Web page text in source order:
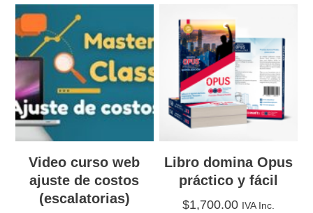
Video curso web
ajuste de costos
(escalatorias)
Libro domina Opus
práctico y fácil
$1,700.00 IVA Inc.